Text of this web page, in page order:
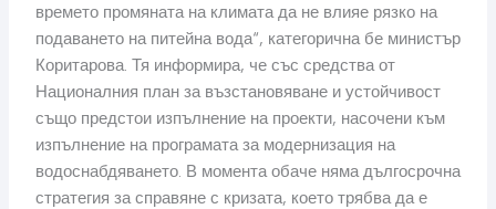
времето промяната на климата да не влияе рязко на
подаването на питейна вода“, категорична бе министър
Коритарова. Тя информира, че със средства от
Националния план за възстановяване и устойчивост
също предстои изпълнение на проекти, насочени към
изпълнение на програмата за модернизация на
водоснабдяването. В момента обаче няма дългосрочна
стратегия за справяне с кризата, което трябва да е